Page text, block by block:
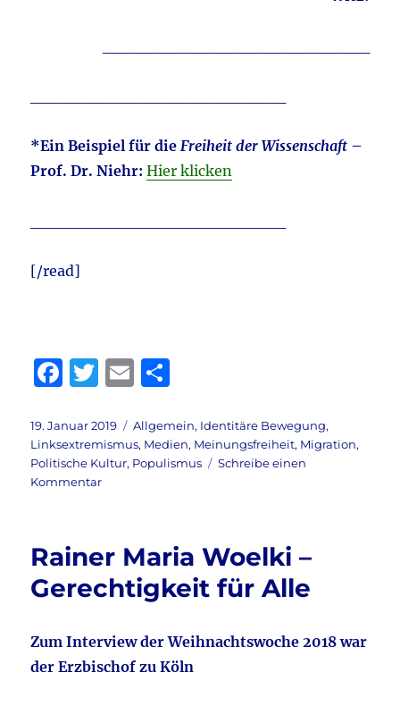
*Ein Beispiel für dieFreiheit der Wissenschaft –
Prof. Dr. Niehr: Hier klicken
[/read]
F
c
e
b
o
k
T
it
te
r
E
ai
l
le
n
Veröffentlicht
am
19. Januar 2019 Kategorien
Allgemein, Identitäre Bewegung,
Linksextremismus, Medien, Meinungsfreiheit, Migration,
Politische Kultur, Populismus
Schreibe einen
Kommentarzu
freie
Meinung
und
Rainer Maria Woelki –
Gerechtigkeit für Alle
Zum Interview der Weihnachtswoche 2018 war
der Erzbischof zu Köln